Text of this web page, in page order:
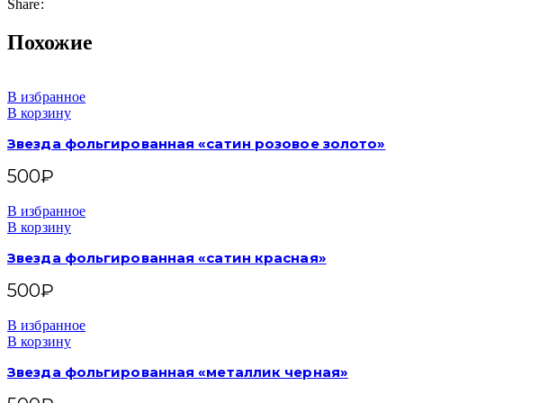
Share:
Похожие
В избранное
В корзину
Звезда фольгированная «сатин розовое золото»
500₽
В избранное
В корзину
Звезда фольгированная «сатин красная»
500₽
В избранное
В корзину
Звезда фольгированная «металлик черная»